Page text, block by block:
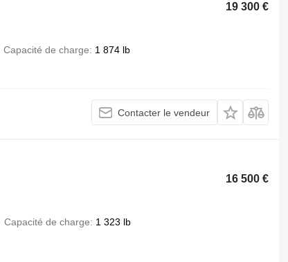
19 300 €
Capacité de charge 1 874 lb
Contacter le vendeur
16 500 €
Capacité de charge
1 323 lb